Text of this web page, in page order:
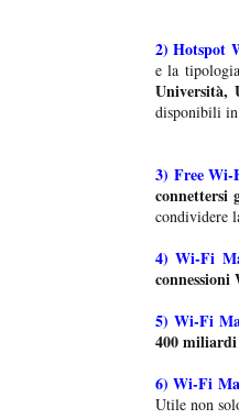
2)Hotspot
e la
Università,
disponibili
3) Free
connettersi
condividere
4)Wi-Fi
connessioni
5)Wi-Fi
400 miliardi
6)Wi-Fi
Utile non